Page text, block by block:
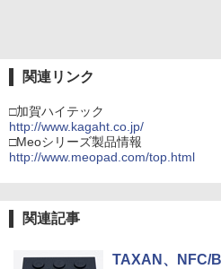
関連リンク
□加賀ハイテック
http://www.kagaht.co.jp/
□Meoシリーズ製品情報
http://www.meopad.com/top.html
関連記事
TAXAN、NFC/